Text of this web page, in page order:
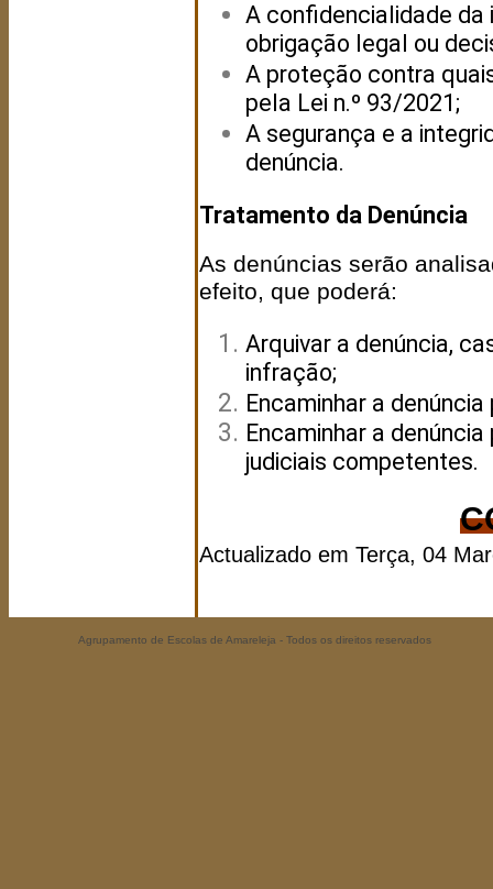
A confidencialidade da
obrigação legal ou
A proteção contra
pela Lei n.º 93/2021;
A segurança e a
denúncia.
Tratamento da Denúncia
As denúncias serão
efeito, que poderá:
Arquivar a denúncia,
infração;
Encaminhar a
Encaminhar a
judiciais competentes.
Actualizado em Terça, 04
Agrupamento de Escolas de Amareleja - Todos os direitos reservados